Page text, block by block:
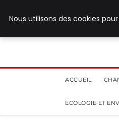
ACCUEIL
ÉCOLOGIE ET
Nous utilisons des cookies